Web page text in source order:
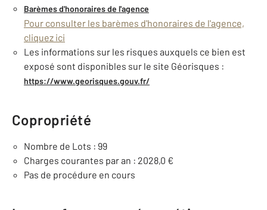
Barèmes d'honoraires de l'agence
Pour consulter les barèmes d'honoraires de l'agence,
cliquez ici
Les informations sur les risques auxquels ce bien est
exposé sont disponibles sur le site Géorisques :
https://www.georisques.gouv.fr/
Copropriété
Nombre de Lots : 99
Charges courantes par an : 2028,0 €
Pas de procédure en cours